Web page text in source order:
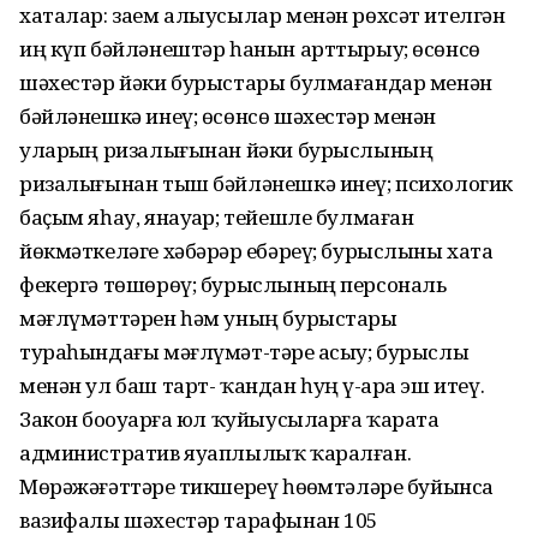
хаталар: заем алыусылар менән рөхсәт ителгән
иң күп бәйләнештәр һанын арттырыу; өсөнсө
шәхестәр йәки бурыстары булмағандар менән
бәйләнешкә инеү; өсөнсө шәхестәр менән
уларҙың ризалығынан йәки бурыслының
ризалығынан тыш бәйләнешкә инеү; психологик
баҫым яһау, янауҙар; тейешле булмаған
йөкмәткеләге хәбәрҙәр ебәреү; бурыслыны хата
фекергә төшөрөү; бурыслының персональ
мәғлүмәттәрен һәм уның бурыстары
тураһындағы мәғлүмәт-тәрҙе асыу; бурыслы
менән ул баш тарт- ҡандан һуң үҙ-ара эш итеү.
Закон боҙоуҙарға юл ҡуйыусыларға ҡарата
административ яуаплылыҡ ҡаралған.
Мөрәжәғәттәрҙе тикшереү һөҙөмтәләре буйынса
вазифалы шәхестәр тарафынан 105